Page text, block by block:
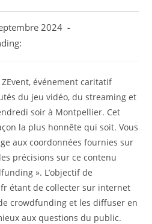
2024
événement caritatif
du jeu vidéo, du streaming et
soir à Montpellier. Cet
la plus honnête qui soit. Vous
aux coordonnées fournies sur
précisions sur ce contenu
». L’objectif de
étant de collecter sur internet
crowdfunding et les diffuser en
aux questions du public.